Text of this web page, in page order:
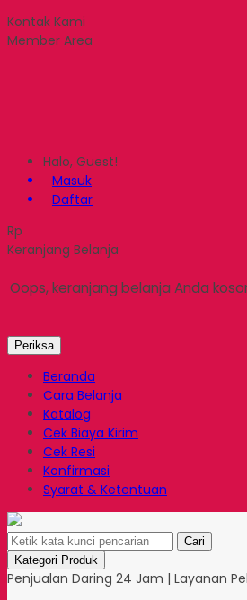
Kontak Kami
Member Area
Halo, Guest!
Masuk
Daftar
Rp
Keranjang Belanja
Oops, keranjang belanja Anda
Periksa
Beranda
Cara Belanja
Katalog
Cek Biaya Kirim
Cek Resi
Konfirmasi
Syarat & Ketentuan
Cari
Kategori Produk
Penjualan Daring 24 Jam | Layanan